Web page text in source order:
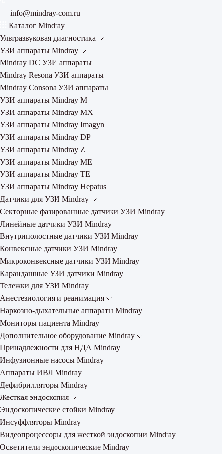
info@mindray-com.ru
Каталог Mindray
Ультразвуковая диагностика
УЗИ аппараты Mindray
Mindray DC УЗИ аппараты
Mindray Resona УЗИ аппараты
Mindray Consona УЗИ аппараты
УЗИ аппараты Mindray M
УЗИ аппараты Mindray MX
УЗИ аппараты Mindray Imagyn
УЗИ аппараты Mindray DP
УЗИ аппараты Mindray Z
УЗИ аппараты Mindray ME
УЗИ аппараты Mindray TE
УЗИ аппараты Mindray Hepatus
Датчики для УЗИ Mindray
Секторные фазированные датчики УЗИ Mindray
Линейные датчики УЗИ Mindray
Внутриполостные датчики УЗИ Mindray
Конвексные датчики УЗИ Mindray
Микроконвексные датчики УЗИ Mindray
Карандашные УЗИ датчики Mindray
Тележки для УЗИ Mindray
Анестезиология и реанимация
Наркозно-дыхательные аппараты Mindray
Мониторы пациента Mindray
Дополнительное оборудование Mindray
Принадлежности для НДА Mindray
Инфузионные насосы Mindray
Аппараты ИВЛ Mindray
Дефибрилляторы Mindray
Жесткая эндоскопия
Эндоскопические стойки Mindray
Инсуффляторы Mindray
Видеопроцессоры для жесткой эндоскопии Mindray
Осветители эндоскопические Mindray